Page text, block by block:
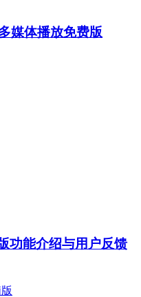
媒体播放免费版
功能介绍与用户反馈